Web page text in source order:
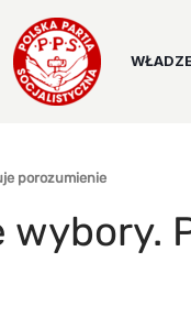
porozumienie